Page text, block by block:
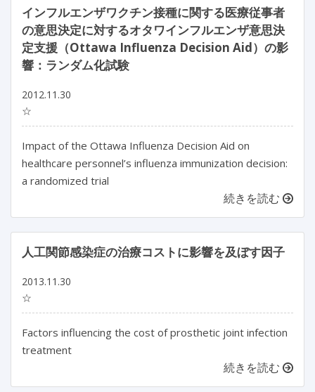
インフルエンザワクチン接種に関する医療従事者
の意思決定に対するオタワインフルエンザ意思決
定支援（Ottawa Influenza Decision Aid）の影
響：ランダム化試験
2012.11.30
☆
Impact of the Ottawa Influenza Decision Aid on
healthcare personnel’s influenza immunization decision:
a randomized trial
続きを読む
人工関節感染症の治療コストに影響を及ぼす因子
2013.11.30
☆
Factors influencing the cost of prosthetic joint infection
treatment
続きを読む